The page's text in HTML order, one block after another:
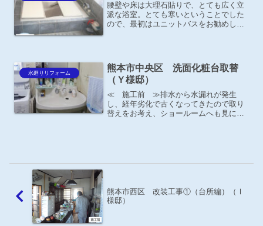
腰壁や床は大理石貼りで、とても広く立
派な浴室。とても寒いということでした
ので、最初はユニットバスをお勧めしま
時に施工いたしました。（...
水廻りリフォーム
熊本市中央区 洗面化粧台取替
（Ｙ様邸）
≪ 施工前 ≫排水から水漏れが発生
し、経年劣化で古くなってきたので取り
替えをお考え、ショールームへも見に行
熊本市西区 改装工事①（台所編）（Ⅰ
様邸）